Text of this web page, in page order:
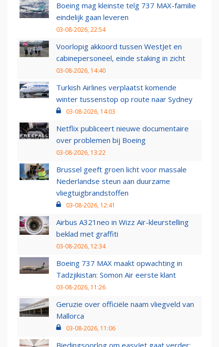
Boeing mag kleinste telg 737 MAX-familie
eindelijk gaan leveren
03-08-2026, 22:54
Voorlopig akkoord tussen WestJet en
cabinepersoneel, einde staking in zicht
03-08-2026, 14:40
Turkish Airlines verplaatst komende
winter tussenstop op route naar Sydney
03-08-2026, 14:03
Netflix publiceert nieuwe documentaire
over problemen bij Boeing
03-08-2026, 13:22
Brussel geeft groen licht voor massale
Nederlandse steun aan duurzame
vliegtuigbrandstoffen
03-08-2026, 12:41
Airbus A321neo in Wizz Air-kleurstelling
beklad met graffiti
03-08-2026, 12:34
Boeing 737 MAX maakt opwachting in
Tadzjikistan: Somon Air eerste klant
03-08-2026, 11:26
Geruzie over officiële naam vliegveld van
Mallorca
03-08-2026, 11:06